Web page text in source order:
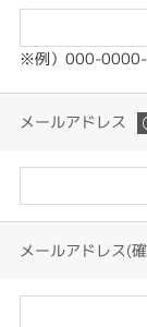
※例）000-
メールアドレス
メールアドレス(